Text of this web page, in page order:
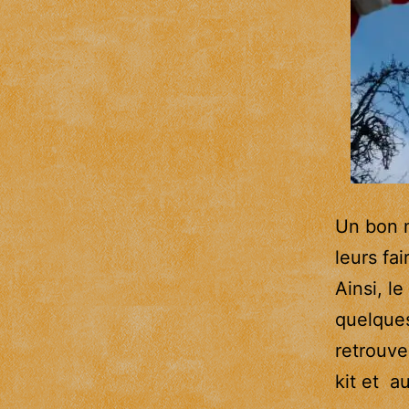
Un bon
leurs
Ainsi,
kit et